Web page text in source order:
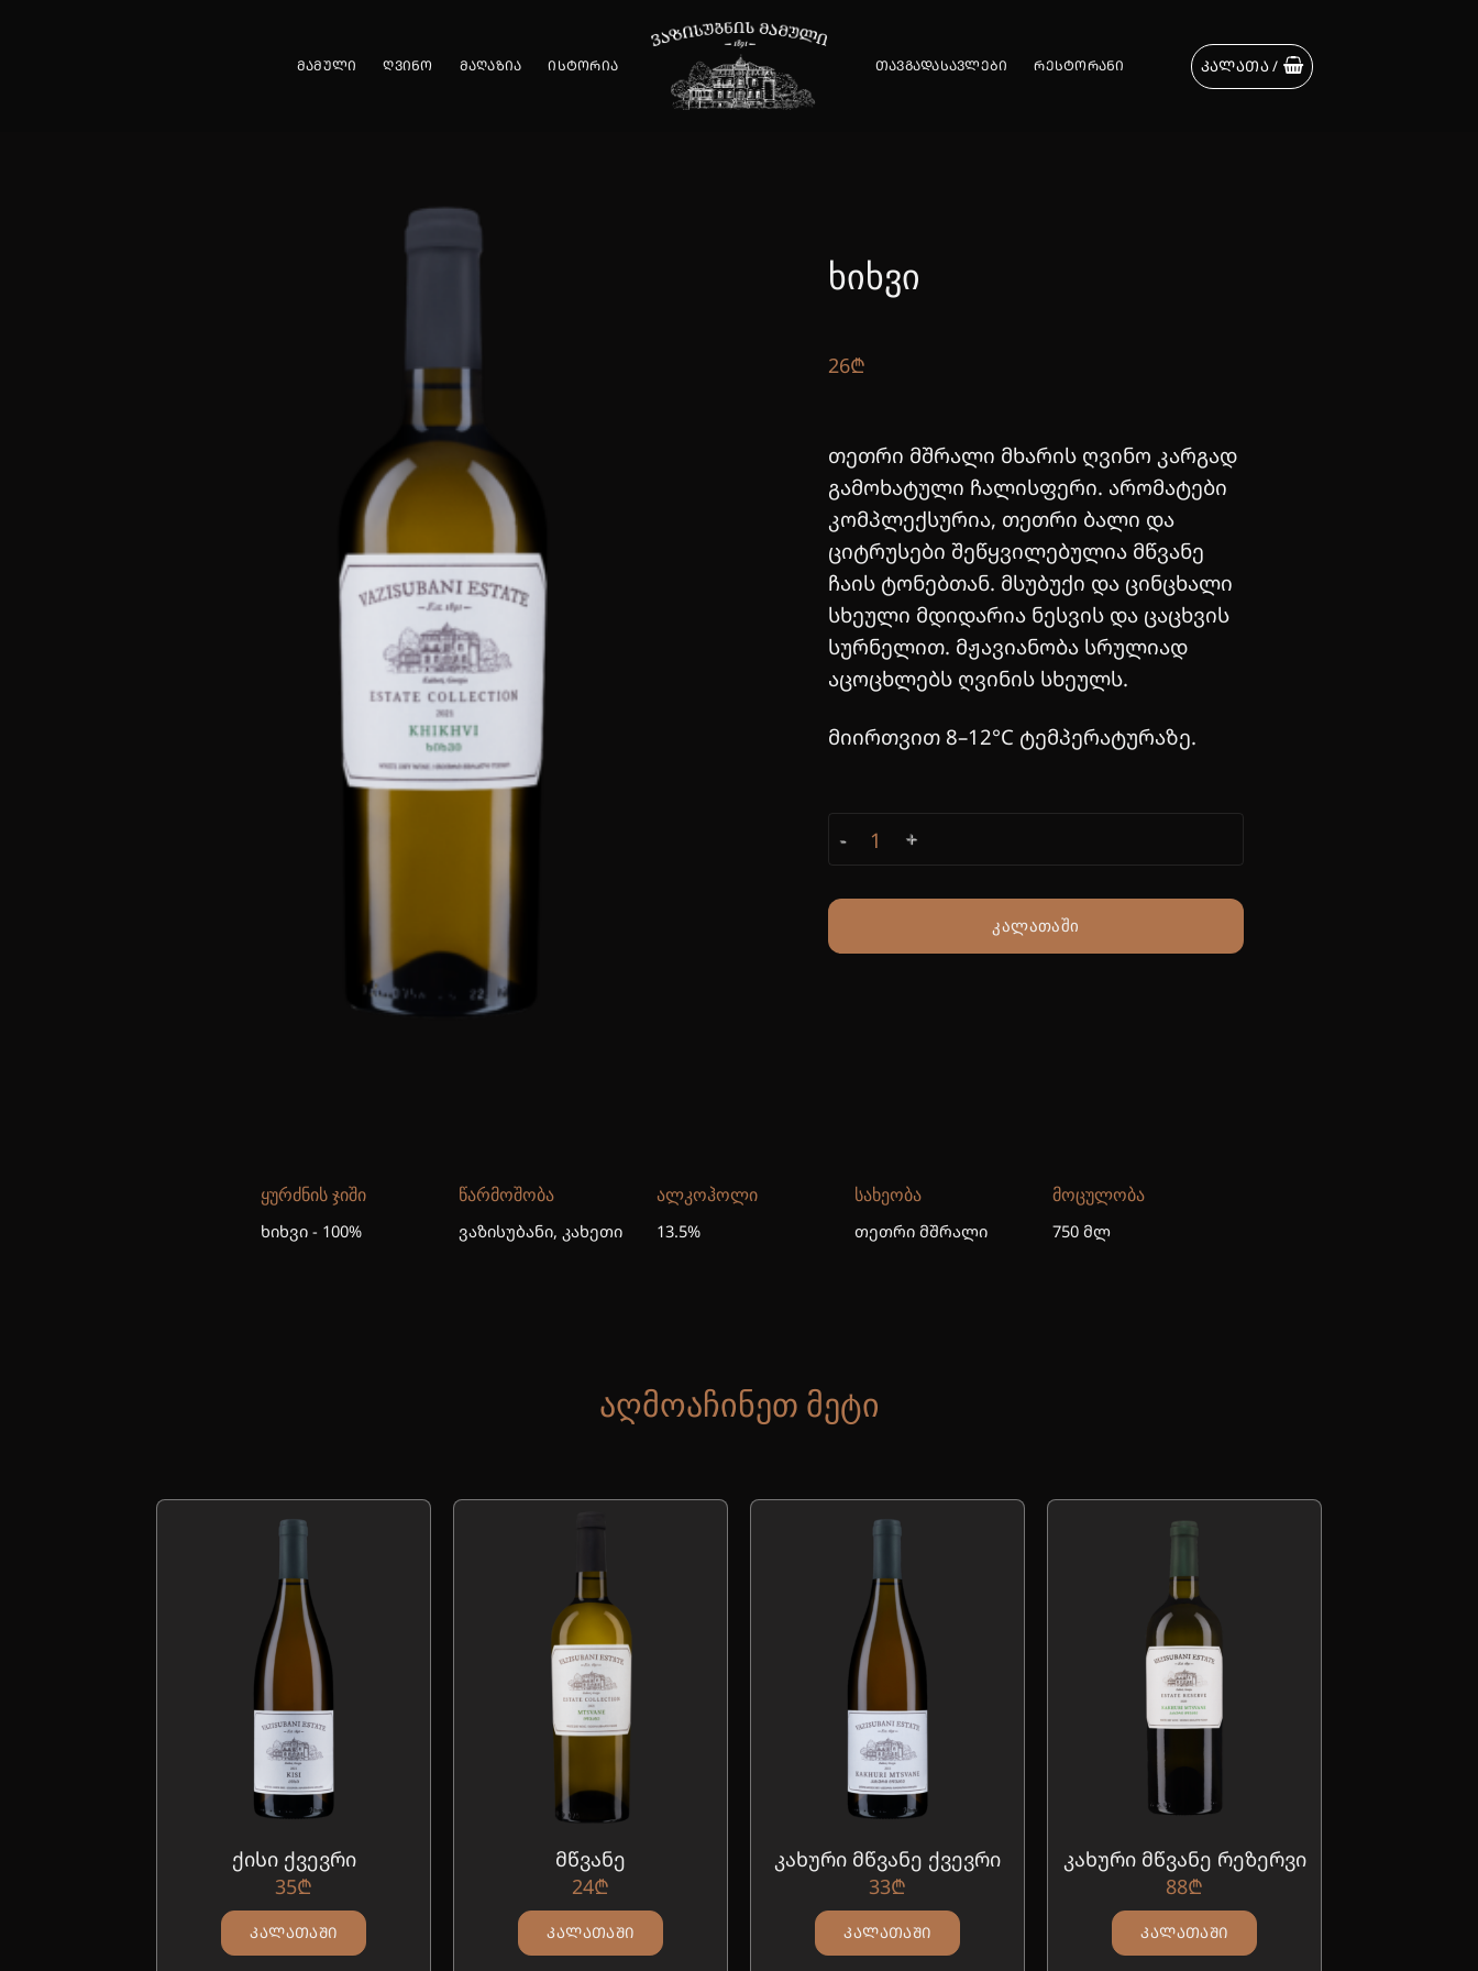
ᲛᲐᲛᲣᲚᲘ ᲦᲕᲘᲜᲝ ᲛᲐᲦᲐᲖᲘᲐ ᲘᲡᲢᲝᲠᲘᲐ ᲗᲐᲕᲒᲐᲓᲐᲡᲐᲕᲚᲔᲑᲘ ᲠᲔᲡᲢᲝᲠᲐᲜᲘ ᲙᲐᲚᲐᲗᲐ /
ᲮᲘᲮᲕᲘ
26₾
თეთრი მშრალი მხარის ღვინო კარგად
გამოხატული ჩალისფერი. არომატები
კომპლექსურია, თეთრი ბალი და
ციტრუსები შეწყვილებულია მწვანე
ჩაის ტონებთან. მსუბუქი და ცინცხალი
სხეული მდიდარია ნესვის და ცაცხვის
სურნელით. მჟავიანობა სრულიად
აცოცხლებს ღვინის სხეულს.
მიირთვით 8–12°C ტემპერატურაზე.
ხიხვი quantity
ᲙᲐᲚᲐᲗᲐᲨᲘ
ᲧᲣᲠᲫᲜᲘᲡ ᲯᲘᲨᲘ
ხიხვი - 100%
ᲬᲐᲠᲛᲝᲨᲝᲑᲐ
ვაზისუბანი, კახეთი
ᲐᲚᲙᲝᲰᲝᲚᲘ
13.5%
ᲡᲐᲮᲔᲝᲑᲐ
თეთრი მშრალი
ᲛᲝᲪᲣᲚᲝᲑᲐ
750 მლ
ᲐᲦᲛᲝᲐᲩᲘᲜᲔᲗ ᲛᲔᲢᲘ
ქისი ქვევრი
35₾
ᲙᲐᲚᲐᲗᲐᲨᲘ
მწვანე
24₾
ᲙᲐᲚᲐᲗᲐᲨᲘ
კახური მწვანე ქვევრი
33₾
ᲙᲐᲚᲐᲗᲐᲨᲘ
კახური მწვანე რეზერვი
88₾
ᲙᲐᲚᲐᲗᲐᲨᲘ